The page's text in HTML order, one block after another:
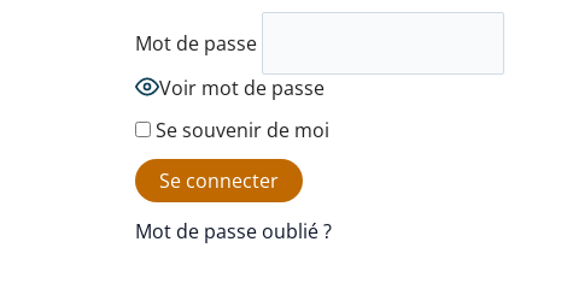
Mot de passe
Voir mot de passe
Se souvenir de moi
Mot de passe oublié ?